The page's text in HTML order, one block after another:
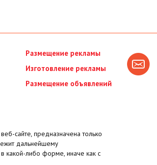
Размещение рекламы
Изготовление рекламы
Размещение объявлений
сайте, предназначена только
дальнейшему
какой-либо форме, иначе как с